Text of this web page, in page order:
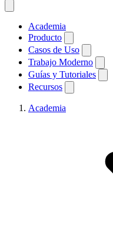
Academia
Producto
Casos de Uso
Trabajo Moderno
Guías y Tutoriales
Recursos
Academia